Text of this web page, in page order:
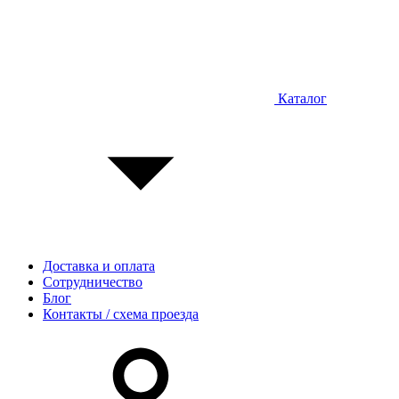
Каталог
Доставка и оплата
Сотрудничество
Блог
Контакты / схема проезда